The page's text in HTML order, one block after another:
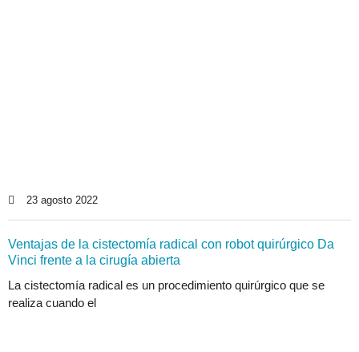
23 agosto 2022
Ventajas de la cistectomía radical con robot quirúrgico Da
Vinci frente a la cirugía abierta
La cistectomía radical es un procedimiento quirúrgico que se
realiza cuando el